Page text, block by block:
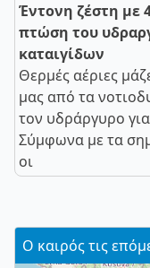
Έντονη ζέστη με
πτώση του
καταιγίδων
Θερμές αέριες
μας από τα
τον υδράργυρο
Σύμφωνα με τα
οι
Ο καιρός τις